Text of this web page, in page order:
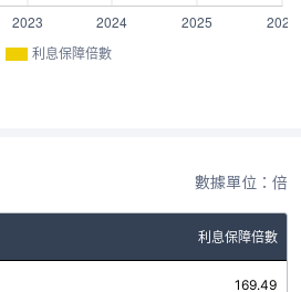
利息保障倍數
數據單位：倍
利息保障倍數
169.49